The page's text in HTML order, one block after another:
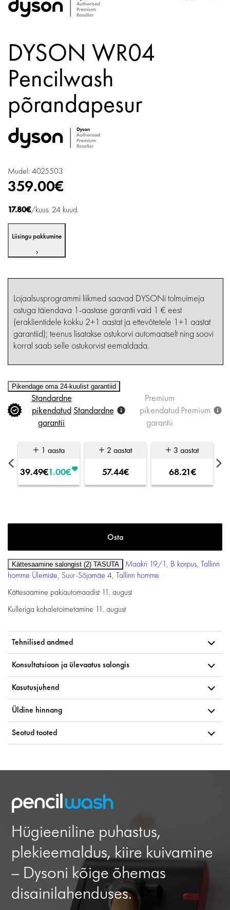
DYSON WR04
Pencilwash
põrandapesur
Mudel: 4025503
359.00€
17.80€/kuus. 24 kuud.
Liisingu pakkumine
›
Lojaalsusprogrammi liikmed saavad DYSONi tolmuimeja
ostuga täiendava 1-aastase garantii vaid 1 € eest
(eraklientidele kokku 2+1 aastat ja ettevõtetele 1+1 aastat
garantiid); teenus lisatakse ostukorvi automaatselt ning soovi
korral saab selle ostukorvist eemaldada.
Pikendage oma 24-kuulist garantiid
Standardne
pikendatud
garantii
Standardne
Premium
pikendatud
garantii
Premium
1 aasta
39.49€1.00€
2 aastat
57.44€
3 aastat
68.21€
Kättesaamine salongist (2) TASUTA
Maakri 19/1, B korpus, Tallinn
homme Ülemiste, Suur-Sõjamäe 4, Tallinn homme
Kättesaamine pakiautomaadist 11. august
Kulleriga kohaletoimetamine 11. august
Tehnilised andmed
Konsultatsioon ja ülevaatus salongis
Kasutusjuhend
Üldine hinnang
Seotud tooted
Hügieeniline puhastus,
plekieemaldus, kiire kuivamine
– Dysoni kõige õhemas
disainilahenduses.